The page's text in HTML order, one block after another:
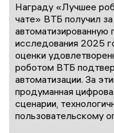
Награду «Лучшее
чате» ВТБ получил
исследования 2025
оценки
роботом ВТБ
автоматизации. За
продуманная
сценарии,
пользовательскому